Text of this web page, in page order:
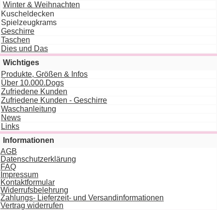
Winter & Weihnachten
Kuscheldecken
Spielzeugkrams
Geschirre
Taschen
Dies und Das
Wichtiges
Produkte, Größen & Infos
Über 10.000.Dogs
Zufriedene Kunden
Zufriedene Kunden - Geschirre
Waschanleitung
News
Links
Informationen
AGB
Datenschutzerklärung
FAQ
Impressum
Kontaktformular
Widerrufsbelehrung
Zahlungs- Lieferzeit- und Versandinformationen
Vertrag widerrufen